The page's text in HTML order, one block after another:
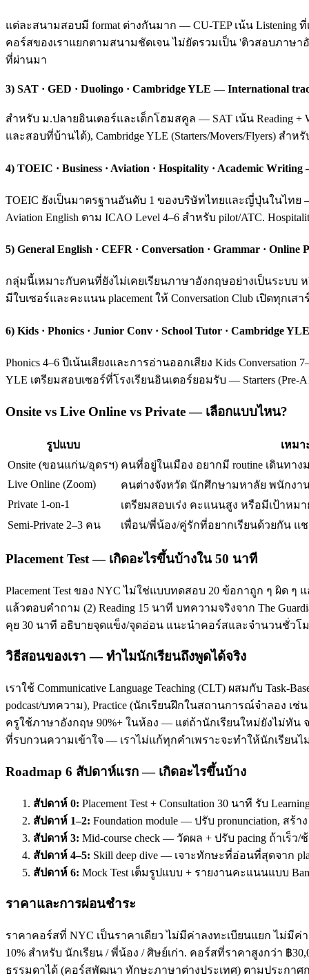
แต่ละสนามสอบมี format ต่างกันมาก — CU-TEP เน้น Listening ที่
คอร์สของเราแยกตามสนามชัดเจน ไม่ยัดรวมเป็น 'ติวสอบภาษา
ที่ผ่านมา
3) SAT · GED · Duolingo · Cambridge YLE — International
สำหรับ ม.ปลายอินเตอร์และเด็กโฮมสคูล — SAT เน้น Reading +
และสอบที่บ้านได้), Cambridge YLE (Starters/Movers/Flyers) สำ
4) TOEIC · Business · Aviation · Hospitality · Academic
TOEIC ยังเป็นมาตรฐานอันดับ 1 ของบริษัทไทยและญี่ปุ่นในไทย —
Aviation English ตาม ICAO Level 4–6 สำหรับ pilot/ATC.
5) General English · CEFR · Conversation · Grammar ·
กลุ่มนี้เหมาะกับคนที่ยังไม่เคยเรียนภาษาอังกฤษอย่างเป็นระบบ
มีใบเซอร์และคะแนน placement ให้ Conversation Club เปิดทุก
6) Kids · Phonics · Junior Conv · School Tutor · Cambridge
Phonics 4–6 ปีเน้นเสียงและการอ่านออกเสียง Kids Conversation
YLE เตรียมสอบเซอร์ที่โรงเรียนอินเตอร์ยอมรับ — Starters (Pre-
Onsite vs Live Online vs Private — เลือกแบบไหน?
รูปแบบ เหมา
Onsite (ขอนแก่น/อุดรฯ) คนที่อยู่ในเมือง อยากมี routine เดินทาง
Live Online (Zoom)
คนต่างจังหวัด นักศึกษามหาลัย พนักงา
Private 1-on-1
เตรียมสอบเร่ง คะแนนสูง หรือมีเป้าหมาย
Semi-Private 2–3 คน
เพื่อน/พี่น้อง/คู่รักที่อยากเรียนด้วยกัน แ
Placement Test — เกิดอะไรขึ้นบ้างใน 50 นาที
Placement Test ของ NYC ไม่ใช่แบบทดสอบ 20 ข้อกาถูก ๆ ผิด
แล้วตอบคำถาม (2) Reading 15 นาที บทความจริงจาก The
คุย 30 นาที อธิบายจุดแข็ง/จุดอ่อน แนะนำคอร์สและจำนวนชั่วโ
วิธีสอนของเรา — ทำไมนักเรียนถึงพูดได้จริง
เราใช้ Communicative Language Teaching (CLT) ผสมกับ
podcast/บทความ), Practice (นักเรียนฝึกในสถานการณ์จำลอง เ
ครูใช้ภาษาอังกฤษ 90%+ ในห้อง — แต่ถ้านักเรียนใหม่ยังไม่ทัน จ
ที่รบกวนความเข้าใจ — เราไม่แก้ทุกคำเพราะจะทำให้นักเรียนไ
Roadmap 6 สัปดาห์แรก — เกิดอะไรขึ้นบ้าง
สัปดาห์ 0: Placement Test + Consultation 30 นาที รับ
สัปดาห์ 1–2: Foundation module — ปรับ pronunciation, สร้า
สัปดาห์ 3: Mid-course check — วัดผล + ปรับ pacing ถ้าเร็ว/
สัปดาห์ 4–5: Skill deep dive — เจาะทักษะที่อ่อนที่สุดจาก
สัปดาห์ 6: Mock Test เต็มรูปแบบ + รายงานคะแนนแบบ
ราคาและการผ่อนชำระ
ราคาคอร์สที่ NYC เป็นราคาเดียว ไม่มีค่าลงทะเบียนแยก ไม่มีค่
10% สำหรับ นักเรียน / พี่น้อง / ศิษย์เก่า. คอร์สที่ราคาสูงกว่า ฿
ธรรมดาได้ (คอร์สพัฒนา ทักษะภาษาต่างประเทศ) ตามประกา